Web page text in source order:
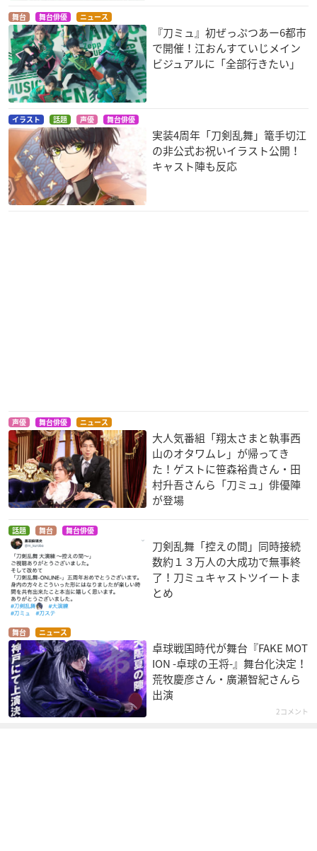
舞台 舞台俳優 ニュース
『刀ミュ』初ぜっぷつあー6都市
で開催！江おんすていじメイン
ビジュアルに「全部行きたい」
イラスト 話題 声優 舞台俳優
実装4周年「刀剣乱舞」篭手切江
の非公式お祝いイラスト公開！
キャスト陣も反応
声優 舞台俳優 ニュース
大人気番組「翔太さまと執事西
山のオタワムレ」が帰ってき
た！ゲストに笹森裕貴さん・田
村升吾さんら「刀ミュ」俳優陣
が登場
話題 舞台 舞台俳優
刀剣乱舞「控えの間」同時接続
数約１３万人の大成功で無事終
了！刀ミュキャストツイートま
とめ
舞台 ニュース
卓球戦国時代が舞台『FAKE MOT
ION -卓球の王将-』舞台化決定！
荒牧慶彦さん・廣瀬智紀さんら
出演
2コメント